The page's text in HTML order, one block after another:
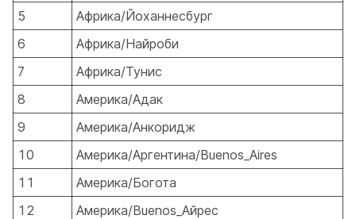
5
Африка/Йоханнесбург
6
Африка/Найроби
7
Африка/Тунис
8
Америка/Адак
9
Америка/Анкоридж
10
Америка/Аргентина/Buenos_Aires
11
Америка/Богота
12
Америка/Buenos_Айрес